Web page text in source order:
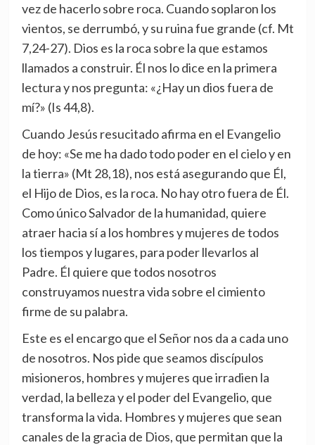
vez de hacerlo sobre roca. Cuando soplaron los
vientos, se derrumbó, y su ruina fue grande (cf. Mt
7,24-27). Dios es la roca sobre la que estamos
llamados a construir. Él nos lo dice en la primera
lectura y nos pregunta: «¿Hay un dios fuera de
mí?» (Is 44,8).
Cuando Jesús resucitado afirma en el Evangelio
de hoy: «Se me ha dado todo poder en el cielo y en
la tierra» (Mt 28,18), nos está asegurando que Él,
el Hijo de Dios, es la roca. No hay otro fuera de Él.
Como único Salvador de la humanidad, quiere
atraer hacia sí a los hombres y mujeres de todos
los tiempos y lugares, para poder llevarlos al
Padre. Él quiere que todos nosotros
construyamos nuestra vida sobre el cimiento
firme de su palabra.
Este es el encargo que el Señor nos da a cada uno
de nosotros. Nos pide que seamos discípulos
misioneros, hombres y mujeres que irradien la
verdad, la belleza y el poder del Evangelio, que
transforma la vida. Hombres y mujeres que sean
canales de la gracia de Dios, que permitan que la